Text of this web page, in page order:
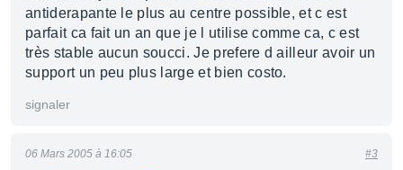
antiderapante le plus au centre possible, et c est
parfait ca fait un an que je l utilise comme ca, c est
très stable aucun soucci. Je prefere d ailleur avoir un
support un peu plus large et bien costo.
signaler
06 Mars 2005 à 16:05 #3